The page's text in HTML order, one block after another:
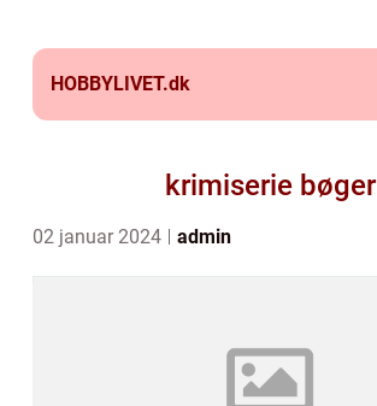
HOBBYLIVET.dk
krimiserie bøger
02 januar 2024 admin